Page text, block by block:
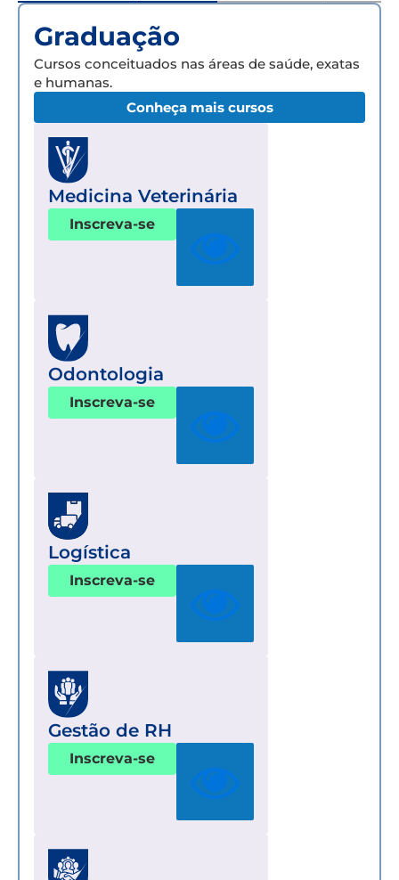
Graduação
Cursos conceituados nas áreas de saúde, exatas
e humanas.
Conheça mais cursos
Medicina Veterinária
Inscreva-se
Odontologia
Inscreva-se
Logística
Inscreva-se
Gestão de RH
Inscreva-se